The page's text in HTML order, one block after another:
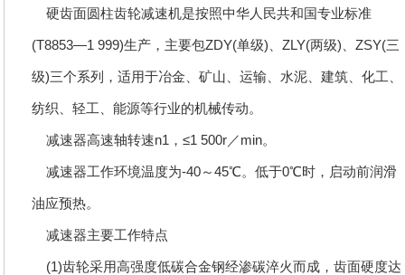
硬齿面圆柱齿轮减速机是按照中华人民共和国专业标准
(T8853—1 999)生产，主要包ZDY(单级)、ZLY(两级)、ZSY(三
级)三个系列，适用于冶金、矿山、运输、水泥、建筑、化工、
纺织、轻工、能源等行业的机械传动。
减速器高速轴转速n1，≤1 500r／min。
减速器工作环境温度为-40～45℃。低于0℃时，启动前润滑
油应预热。
减速器主要工作特点
(1)齿轮采用高强度低碳合金钢经渗碳淬火而成，齿面硬度达